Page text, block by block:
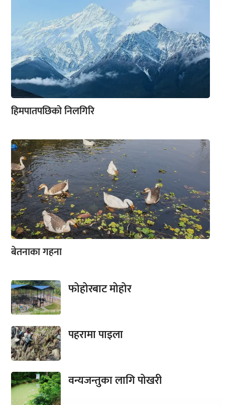
हिमपातपछिको निलगिरि
बेतनाका गहना
फोहोरबाट मोहोर
पहरामा पाइला
वन्यजन्तुका लागि पोखरी